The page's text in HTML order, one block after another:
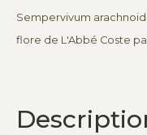
Sempervivum
flore de L'Abbé Coste